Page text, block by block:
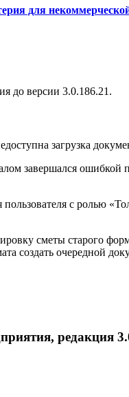
для
до версии 3.0.186.21.
загрузка
завершался
с ролью
сметы старого
создать очередной
редакция